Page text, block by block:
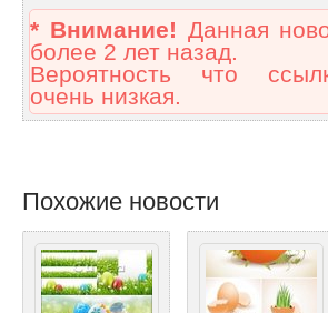
* Внимание! Данная
более 2 лет назад.
Вероятность что
очень низкая.
Похожие новости